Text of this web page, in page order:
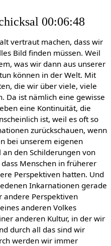
00:06:48
vertraut machen, dass wir
Bild finden müssen. Weil
was wir dann aus unserer
können in der Welt. Mit
die wir über viele, viele
Da ist nämlich eine gewisse
eine Kontinuität, die
ist, weil es oft so
zurückschauen, wenn
bei unserem eigenen
den Schilderungen von
Menschen in früherer
Perspektiven hatten. Und
Inkarnationen gerade
andere Perspektiven
anderen Volkes
anderen Kultur, in der wir
durch all das sind wir
werden wir immer